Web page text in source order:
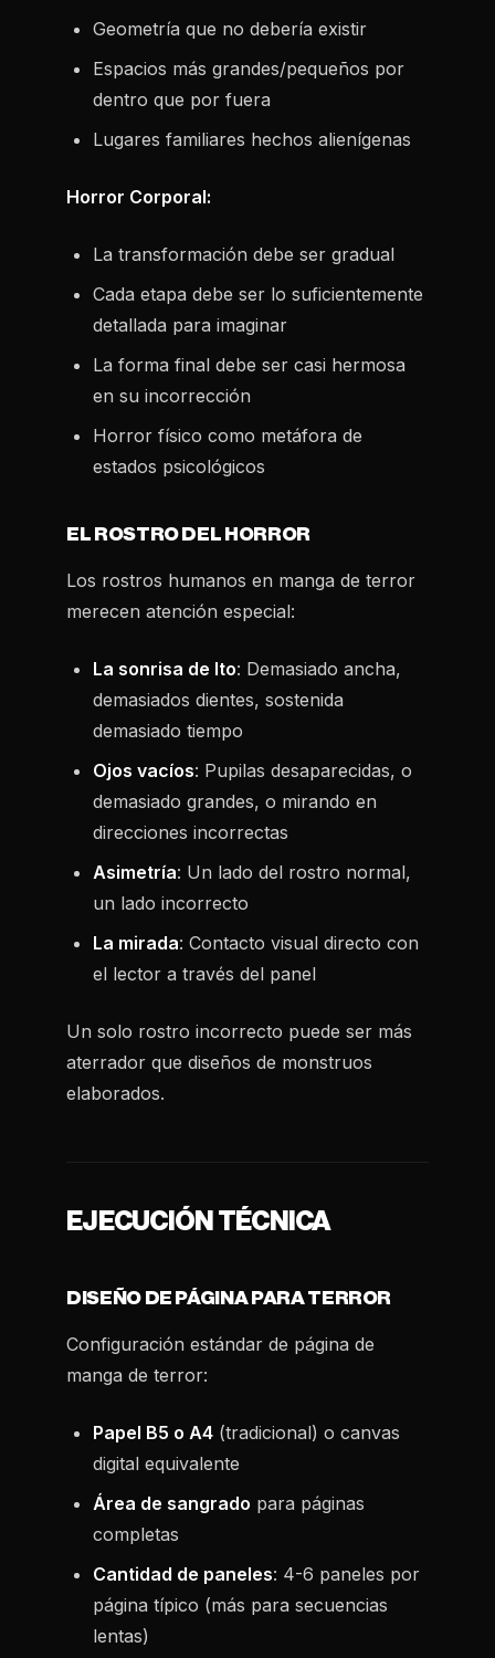
Geometría que no debería existir
Espacios más grandes/pequeños por
dentro que por fuera
Lugares familiares hechos alienígenas
Horror Corporal:
La transformación debe ser gradual
Cada etapa debe ser lo suficientemente
detallada para imaginar
La forma final debe ser casi hermosa
en su incorrección
Horror físico como metáfora de
estados psicológicos
EL ROSTRO DEL HORROR
Los rostros humanos en manga de terror
merecen atención especial:
La sonrisa de Ito: Demasiado ancha,
demasiados dientes, sostenida
demasiado tiempo
Ojos vacíos: Pupilas desaparecidas, o
demasiado grandes, o mirando en
direcciones incorrectas
Asimetría: Un lado del rostro normal,
un lado incorrecto
La mirada: Contacto visual directo con
el lector a través del panel
Un solo rostro incorrecto puede ser más
aterrador que diseños de monstruos
elaborados.
EJECUCIÓN TÉCNICA
DISEÑO DE PÁGINA PARA TERROR
Configuración estándar de página de
manga de terror:
Papel B5 o A4 (tradicional) o canvas
digital equivalente
Área de sangrado para páginas
completas
Cantidad de paneles: 4-6 paneles por
página típico (más para secuencias
lentas)